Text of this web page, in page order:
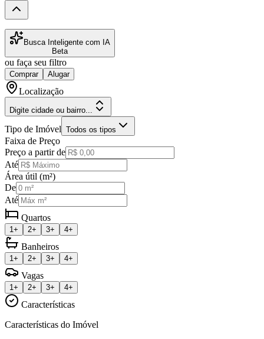
Busca Inteligente com IA
Beta
ou faça seu filtro
Comprar Alugar
Localização
Digite cidade ou bairro...
Tipo de Imóvel Todos os tipos
Faixa de Preço
Preço a partir de
Até
Área útil (m²)
De
Até
Quartos
1+ 2+ 3+ 4+
Banheiros
1+ 2+ 3+ 4+
Vagas
1+ 2+ 3+ 4+
Características
Características do Imóvel